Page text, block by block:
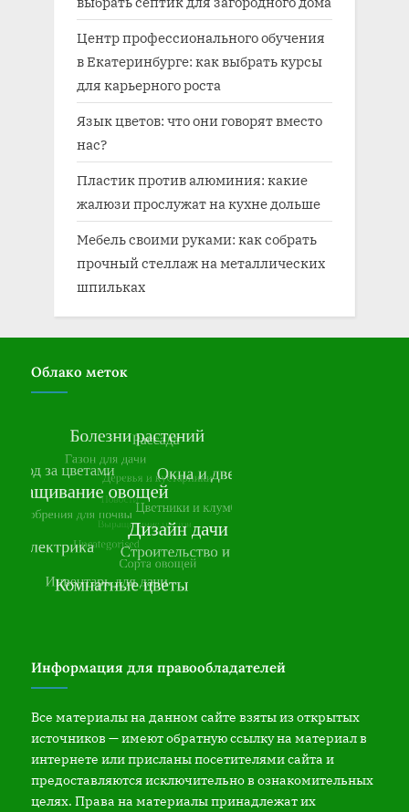
Центр профессионального обучения
в Екатеринбурге: как выбрать курсы
для карьерного роста
Язык цветов: что они говорят вместо
нас?
Пластик против алюминия: какие
жалюзи прослужат на кухне дольше
Мебель своими руками: как собрать
прочный стеллаж на металлических
шпильках
Облако меток
Информация для правообладателей
Все материалы на данном сайте взяты из открытых
источников — имеют обратную ссылку на материал в
интернете или присланы посетителями сайта и
предоставляются исключительно в ознакомительных
целях. Права на материалы принадлежат их